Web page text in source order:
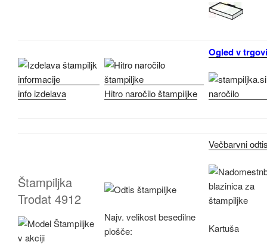
info izdelava Hitro naročilo štampiljke
Ogled v
Štampiljka
Trodat 4912
Najv. velikost besedilne
plošče:
Večbarvni
Kartuša